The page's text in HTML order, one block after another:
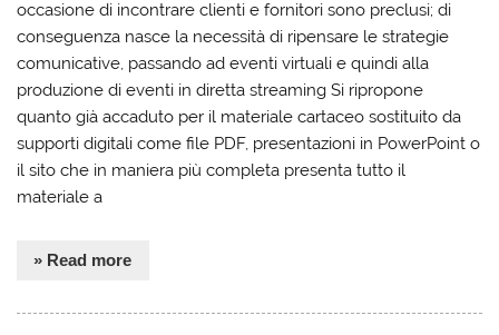
occasione di incontrare clienti e fornitori sono preclusi; di
conseguenza nasce la necessità di ripensare le strategie
comunicative, passando ad eventi virtuali e quindi alla
produzione di eventi in diretta streaming Si ripropone
quanto già accaduto per il materiale cartaceo sostituito da
supporti digitali come file PDF, presentazioni in PowerPoint o
il sito che in maniera più completa presenta tutto il
materiale a
» Read more